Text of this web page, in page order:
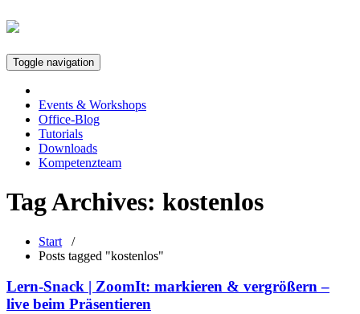
Toggle navigation
Events & Workshops
Office-Blog
Tutorials
Downloads
Kompetenzteam
Tag Archives: kostenlos
Start /
Posts tagged "kostenlos"
Lern-Snack | ZoomIt: markieren & vergrößern –
live beim Präsentieren